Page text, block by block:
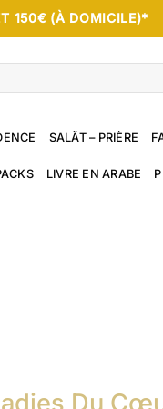
150€ (À DOMICILE)*
SALÂT – PRIÈRE
LIVRE EN ARABE